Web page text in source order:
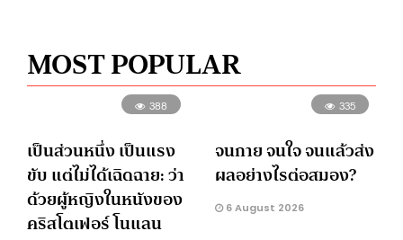
MOST POPULAR
388
เป็นส่วนหนึ่ง เป็นแรง
ขับ แต่ไม่ได้เฉิดฉาย: ว่า
ด้วยผู้หญิงในหนังของ
คริสโตเฟอร์ โนแลน
335
จนกาย จนใจ จนแล้วส่ง
ผลอย่างไรต่อสมอง?
6 August 2026